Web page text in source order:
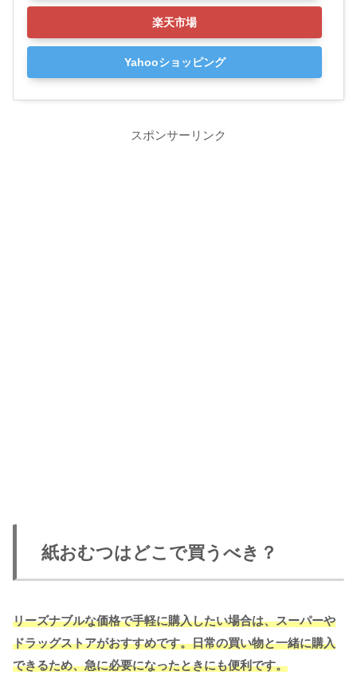
楽天市場
Yahooショッピング
スポンサーリンク
紙おむつはどこで買うべき？
リーズナブルな価格で手軽に購入したい場合は、スーパーや
ドラッグストアがおすすめです。日常の買い物と一緒に購入
できるため、急に必要になったときにも便利です。